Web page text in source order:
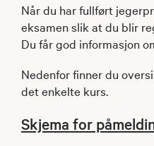
Når du har fullført
eksamen slik at du blir
Du får god informasjon
Nedenfor finner du
det enkelte kurs.
Skjema for